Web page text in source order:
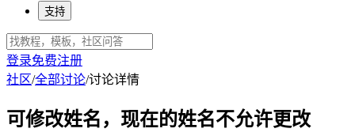
支持
登录免费注册
社区/全部讨论/讨论详情
可修改姓名，现在的姓名不允许更改